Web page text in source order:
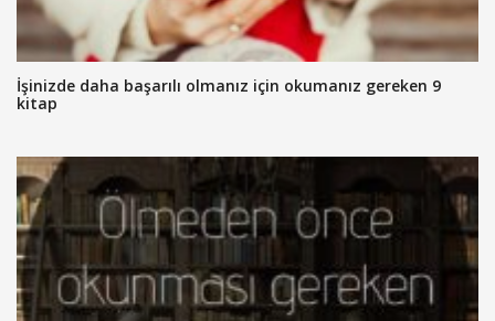
İşinizde daha başarılı olmanız için okumanız gereken 9
kitap